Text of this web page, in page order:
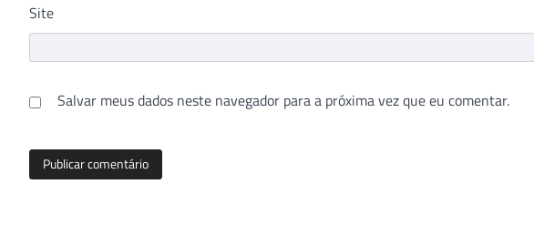
Site
Salvar meus dados neste navegador para a próxima vez que eu comentar.